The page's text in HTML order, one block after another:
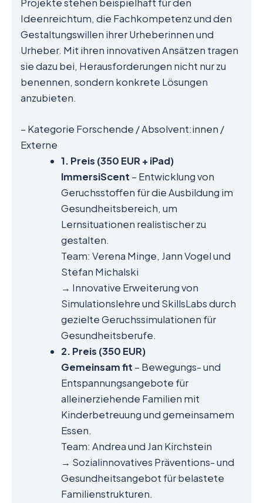
Projekte stehen beispielhaft für den
Ideenreichtum, die Fachkompetenz und den
Gestaltungswillen ihrer Urheberinnen und
Urheber. Mit ihren innovativen Ansätzen tragen
sie dazu bei, Herausforderungen nicht nur zu
benennen, sondern konkrete Lösungen
anzubieten.
– Kategorie Forschende / Absolvent:innen /
Externe
1. Preis (350 EUR + iPad)
ImmersiScent – Entwicklung von
Geruchsstoffen für die Ausbildung im
Gesundheitsbereich, um
Lernsituationen realistischer zu
gestalten.
Team: Verena Minge, Jann Vogel und
Stefan Michalski
→ Innovative Erweiterung von
Simulationslehre und SkillsLabs durch
gezielte Geruchssimulationen für
Gesundheitsberufe.
2. Preis (350 EUR)
Gemeinsam fit – Bewegungs- und
Entspannungsangebote für
alleinerziehende Familien mit
Kinderbetreuung und gemeinsamem
Essen.
Team: Andrea und Jan Kirchstein
→ Sozialinnovatives Präventions- und
Gesundheitsangebot für belastete
Familienstrukturen.